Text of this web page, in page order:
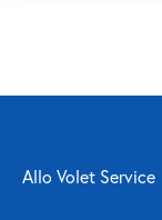
Volet roulant
Allo Volet Service